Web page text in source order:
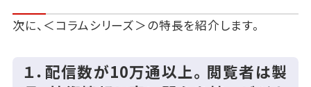
次に、＜コラムシリーズ＞の特長を紹介します。
１．配信数が10万通以上。閲覧者は製